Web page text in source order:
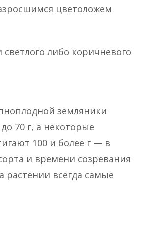
цветоложем
либо коричневого
земляники
70 г, а некоторые
100 и более г — в
и времени созревания
растении всегда самые